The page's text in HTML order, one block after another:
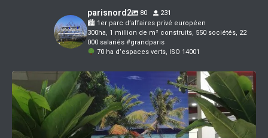
parisnord2 80
231
🏙 1er parc d’affaires privé européen
300ha, 1 million de m² construits, 550 sociétés, 22
000 salariés #grandparis
70 ha d’espaces verts, ISO 14001
Préparez-vous à voyager au soleil !
Ce...
4 0